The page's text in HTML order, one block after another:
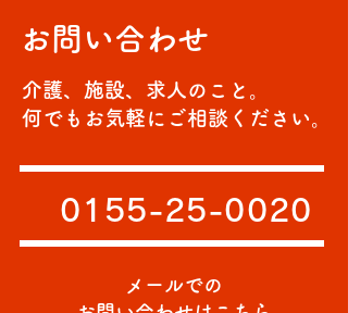
ゲーム大会🎈
お問い合わせ
介護、施設、求人のこと。
何でもお気軽にご相談ください。
0155-25-0020
メールでの